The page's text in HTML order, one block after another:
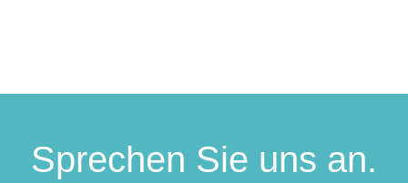
Sprechen Sie uns an.